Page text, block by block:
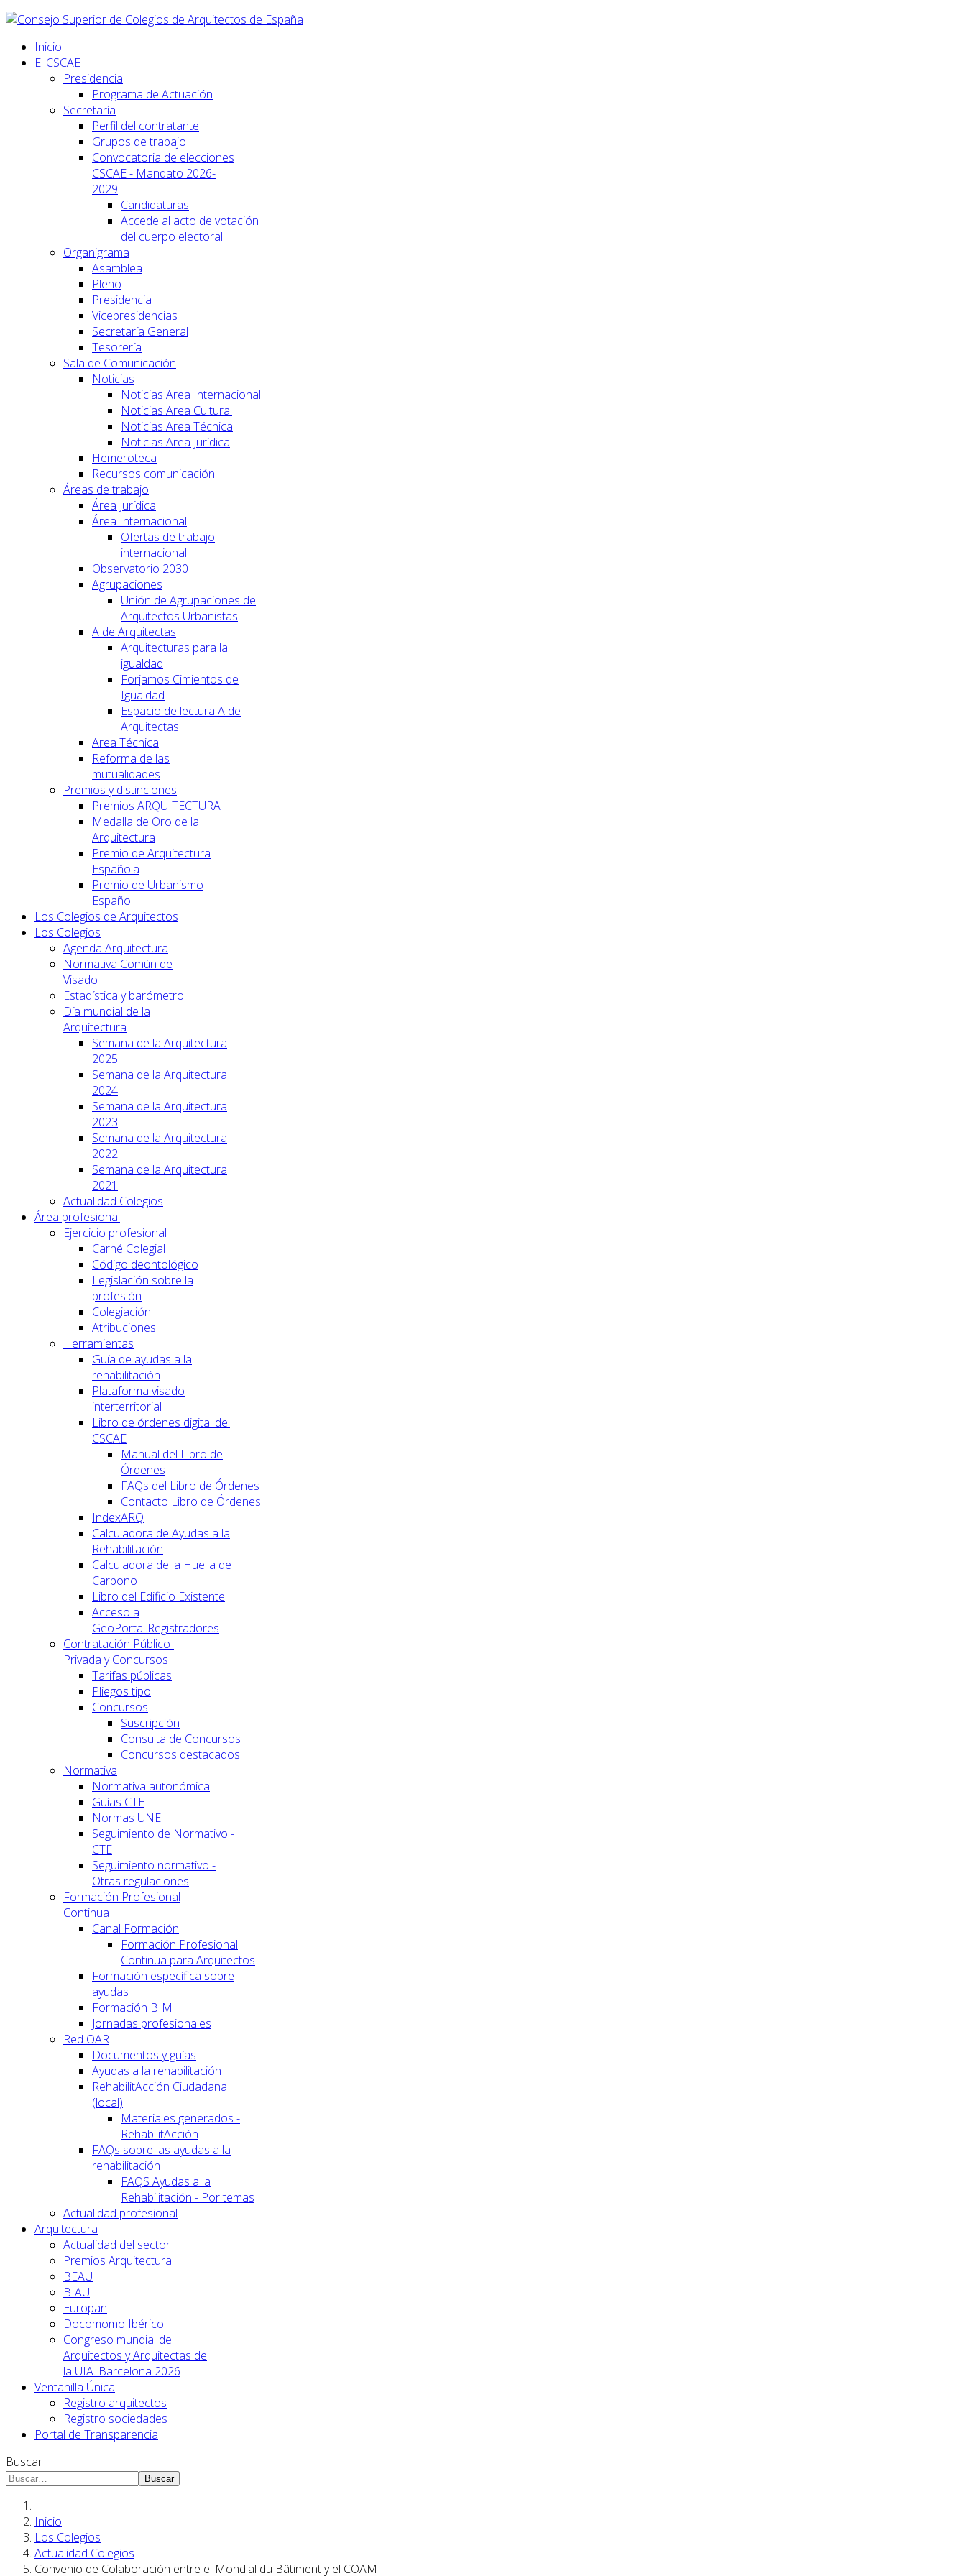
Inicio
El CSCAE
Presidencia
Programa de Actuación
Secretaría
Perfil del contratante
Grupos de trabajo
Convocatoria de elecciones
CSCAE - Mandato 2026-
2029
Candidaturas
Accede al acto de votación
del cuerpo electoral
Organigrama
Asamblea
Pleno
Presidencia
Vicepresidencias
Secretaría General
Tesorería
Sala de Comunicación
Noticias
Noticias Area Internacional
Noticias Area Cultural
Noticias Area Técnica
Noticias Area Jurídica
Hemeroteca
Recursos comunicación
Áreas de trabajo
Área Jurídica
Área Internacional
Ofertas de trabajo
internacional
Observatorio 2030
Agrupaciones
Unión de Agrupaciones de
Arquitectos Urbanistas
A de Arquitectas
Arquitecturas para la
igualdad
Forjamos Cimientos de
Igualdad
Espacio de lectura A de
Arquitectas
Area Técnica
Reforma de las
mutualidades
Premios y distinciones
Premios ARQUITECTURA
Medalla de Oro de la
Arquitectura
Premio de Arquitectura
Española
Premio de Urbanismo
Español
Los Colegios de Arquitectos
Los Colegios
Agenda Arquitectura
Normativa Común de
Visado
Estadística y barómetro
Día mundial de la
Arquitectura
Semana de la Arquitectura
2025
Semana de la Arquitectura
2024
Semana de la Arquitectura
2023
Semana de la Arquitectura
2022
Semana de la Arquitectura
2021
Actualidad Colegios
Área profesional
Ejercicio profesional
Carné Colegial
Código deontológico
Legislación sobre la
profesión
Colegiación
Atribuciones
Herramientas
Guía de ayudas a la
rehabilitación
Plataforma visado
interterritorial
Libro de órdenes digital del
CSCAE
Manual del Libro de
Órdenes
FAQs del Libro de Órdenes
Contacto Libro de Órdenes
IndexARQ
Calculadora de Ayudas a la
Rehabilitación
Calculadora de la Huella de
Carbono
Libro del Edificio Existente
Acceso a
GeoPortal.Registradores
Contratación Público-
Privada y Concursos
Tarifas públicas
Pliegos tipo
Concursos
Suscripción
Consulta de Concursos
Concursos destacados
Normativa
Normativa autonómica
Guías CTE
Normas UNE
Seguimiento de Normativo -
CTE
Seguimiento normativo -
Otras regulaciones
Formación Profesional
Continua
Canal Formación
Formación Profesional
Continua para Arquitectos
Formación específica sobre
ayudas
Formación BIM
Jornadas profesionales
Red OAR
Documentos y guías
Ayudas a la rehabilitación
RehabilitAcción Ciudadana
(local)
Materiales generados -
RehabilitAcción
FAQs sobre las ayudas a la
rehabilitación
FAQS Ayudas a la
Rehabilitación - Por temas
Actualidad profesional
Arquitectura
Actualidad del sector
Premios Arquitectura
BEAU
BIAU
Europan
Docomomo Ibérico
Congreso mundial de
Arquitectos y Arquitectas de
la UIA. Barcelona 2026
Ventanilla Única
Registro arquitectos
Registro sociedades
Portal de Transparencia
Buscar
Buscar
Inicio
Los Colegios
Actualidad Colegios
Convenio de Colaboración entre el Mondial du Bâtiment y el COAM